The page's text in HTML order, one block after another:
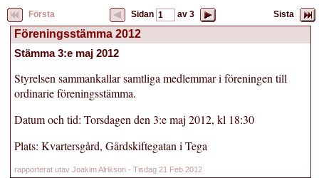
Första Sidan av 3 Sista
Föreningsstämma 2012
Stämma 3:e maj 2012
Styrelsen sammankallar samtliga medlemmar i föreningen till
ordinarie föreningsstämma.
Datum och tid: Torsdagen den 3:e maj 2012, kl 18:30
Plats: Kvartersgård, Gårdskiftegatan i Tega
rapporterat utav Joakim Alrikson - Tisdag 21 Feb 2012